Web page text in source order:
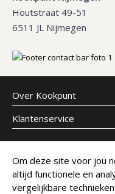
Houtstraat 49-51
6511 JL Nijmegen
Over Kookpunt
Klantenservice
Meld je aan voor onze
E-mailadres
Om deze site voor jou
altijd functionele en
vergelijkbare